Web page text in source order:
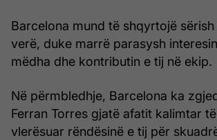
Barcelona mund të shqyrtojë sërish
verë, duke marrë parasysh
mëdha dhe kontributin e tij në ekip.
Në përmbledhje, Barcelona ka
Ferran Torres gjatë afatit kalimtar
vlerësuar rëndësinë e tij për